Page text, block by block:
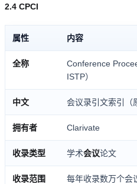
2.4 CPCI
属性 内容
全称
Conference
ISTP）
中文 会议录引文索引（
拥有者 Clarivate
收录类型 学术会议论文
收录范围 每年收录数万个会